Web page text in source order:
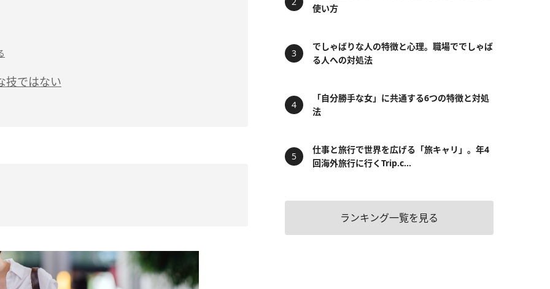
技ではない
使い方
でしゃばりな人の特徴と心理。職場ででしゃば
る人への対処法
「自分勝手な女」に共通する6つの特徴と対処
法
仕事と旅行で世界を広げる「旅キャリ」。年4
回海外旅行に行くTrip.c...
ランキング一覧を見る